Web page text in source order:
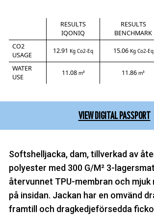
RESULTS
IQONIQ
RESULTS
BENCHMARK
CO2
USAGE
12.91 Kg Co2-Eq 15.06 Kg Co2-Eq
WATER
USE
11.08 m³ 11.86 m³
VIEW DIGITAL PASSPORT
Softshelljacka, dam, tillverkad av
polyester med 300 G/M² 3-
återvunnet TPU-membran och
på insidan. Jackan har en omvänd
framtill och dragkedjeförsedda